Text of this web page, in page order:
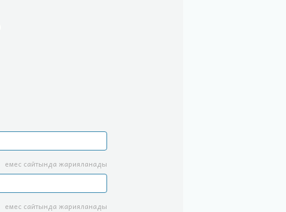
емес сайтында жарияланады
емес сайтында жарияланады